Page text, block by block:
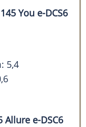
You e-DCS6
5,4
Allure e-DSC6